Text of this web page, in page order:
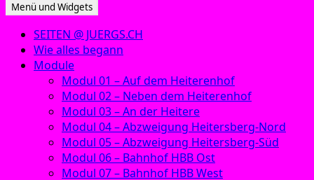
Menü und Widgets
SEITEN @ JUERGS.CH
Wie alles begann
Module
Modul 01 – Auf dem Heiterenhof
Modul 02 – Neben dem Heiterenhof
Modul 03 – An der Heitere
Modul 04 – Abzweigung Heitersberg-Nord
Modul 05 – Abzweigung Heitersberg-Süd
Modul 06 – Bahnhof HBB Ost
Modul 07 – Bahnhof HBB West